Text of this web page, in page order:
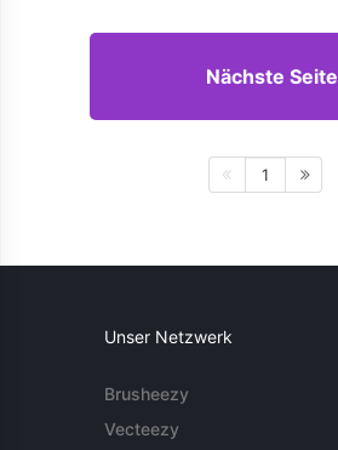
Nächste Seite
1
Unser Netzwerk
Brusheezy
Vecteezy